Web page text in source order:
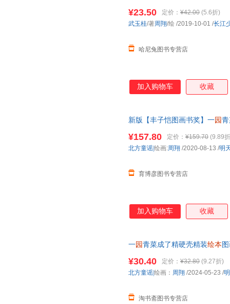
¥23.50 定价： ¥42.00 (5.6折)
哈尼兔图书专营店
武玉桂/著周翔/绘 /2019-10-01 /长江
加入购物车 收藏
新版【丰子恺图画书奖】一园
中国画风元素
¥157.80 定价： ¥159.70 (9.89
育博彦图书专营店
北方童谣|绘画:周翔 /2020-08-13 /明
加入购物车 收藏
一园 青菜成了精硬壳精装绘本
¥30.40 定价： ¥32.80 (9.27折)
淘书斋图书专营店
北方童谣|绘画： 周翔 /2024-05-23 /